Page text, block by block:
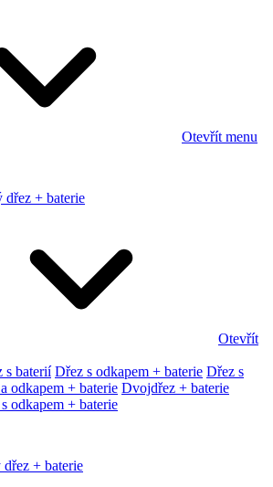
Otevřít menu
dřez + baterie
Otevřít
s baterií Dřez s odkapem + baterie Dřez s
odkapem + baterie Dvojdřez + baterie
odkapem + baterie
+ baterie